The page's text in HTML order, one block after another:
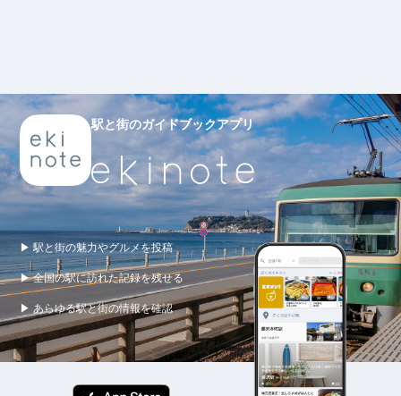
駅と街のガイドブックアプリ
▶ 駅と街の魅力やグルメを投稿
▶ 全国の駅に訪れた記録を残せる
▶ あらゆる駅と街の情報を確認